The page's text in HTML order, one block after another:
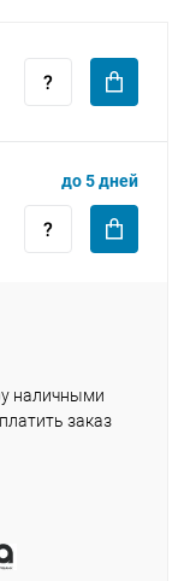
до 5 дней
наличными
заказ
в 2 недели